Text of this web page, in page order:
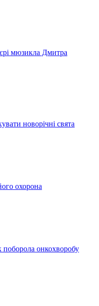
мюзикла Дмитра
новорічні свята
охорона
онкохворобу